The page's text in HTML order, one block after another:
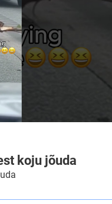
koju jõuda